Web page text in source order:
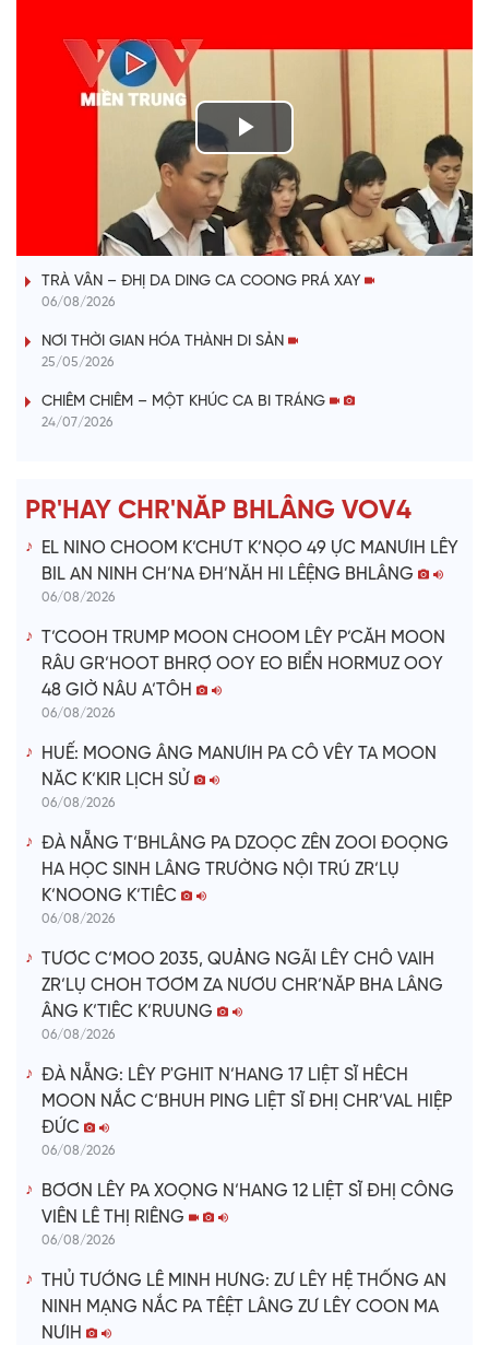
P
l
a
V
i
e
o
VÀI PHÚT DÀNH CHO QUẢNG BÁ
TRÀ VÂN – ĐHỊ DA DING CA COONG PRÁ XAY
06/08/2026
NƠI THỜI GIAN HÓA THÀNH DI SẢN
25/05/2026
CHIÊM CHIÊM – MỘT KHÚC CA BI TRÁNG
24/07/2026
PR'HAY CHR'NĂP BHLÂNG VOV4
EL NINO CHOOM K’CHƯT K’NỌO 49 ỰC MANƯIH LÊY
BIL AN NINH CH’NA ĐH’NĂH HI LÊỆNG BHLÂNG
06/08/2026
T’COOH TRUMP MOON CHOOM LÊY P’CĂH MOON
RÂU GR’HOOT BHRỢ OOY EO BIỂN HORMUZ OOY
48 GIỜ NÂU A’TÔH
06/08/2026
HUẾ: MOONG ÂNG MANƯIH PA CÔ VÊY TA MOON
NĂC K’KIR LỊCH SỬ
06/08/2026
ĐÀ NẴNG T’BHLÂNG PA DZOỌC ZÊN ZOOI ĐOỌNG
HA HỌC SINH LÂNG TRƯỜNG NỘI TRÚ ZR’LỤ
K’NOONG K’TIÊC
06/08/2026
TƯƠC C’MOO 2035, QUẢNG NGÃI LÊY CHÔ VAIH
ZR’LỤ CHOH TƠƠM ZA NƯƠU CHR’NĂP BHA LÂNG
ÂNG K’TIÊC K’RUUNG
06/08/2026
ĐÀ NẴNG: LÊY P'GHIT N’HANG 17 LIỆT SĨ HÊCH
MOON NẮC C’BHUH PING LIỆT SĨ ĐHỊ CHR’VAL HIỆP
ĐỨC
06/08/2026
BƠƠN LÊY PA XOỌNG N’HANG 12 LIỆT SĨ ĐHỊ CÔNG
VIÊN LÊ THỊ RIÊNG
06/08/2026
THỦ TƯỚNG LÊ MINH HƯNG: ZƯ LÊY HỆ THỐNG AN
NINH MẠNG NẮC PA TÊỆT LÂNG ZƯ LÊY COON MA
NƯIH